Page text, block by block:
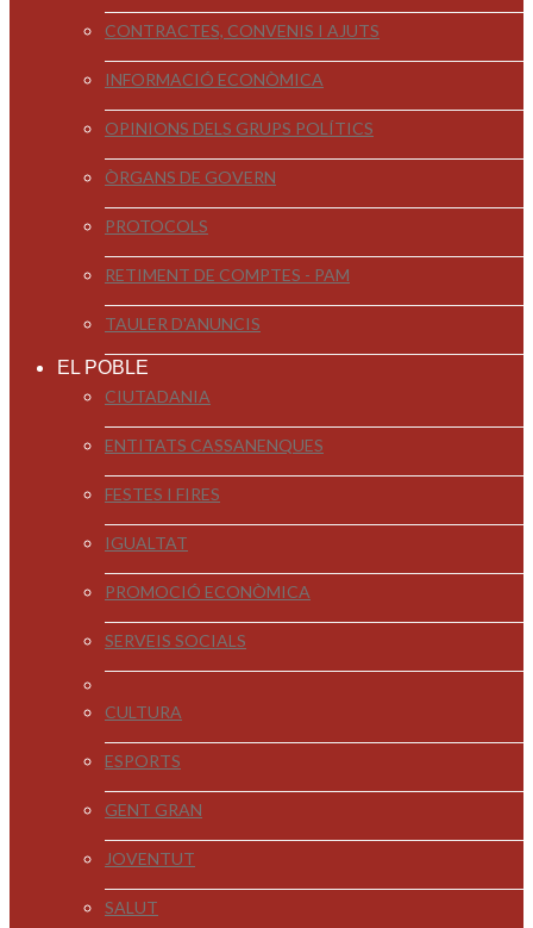
CONTRACTES, CONVENIS I AJUTS
INFORMACIÓ ECONÒMICA
OPINIONS DELS GRUPS POLÍTICS
ÒRGANS DE GOVERN
PROTOCOLS
RETIMENT DE COMPTES - PAM
TAULER D'ANUNCIS
EL POBLE
CIUTADANIA
ENTITATS CASSANENQUES
FESTES I FIRES
IGUALTAT
PROMOCIÓ ECONÒMICA
SERVEIS SOCIALS
CULTURA
ESPORTS
GENT GRAN
JOVENTUT
SALUT